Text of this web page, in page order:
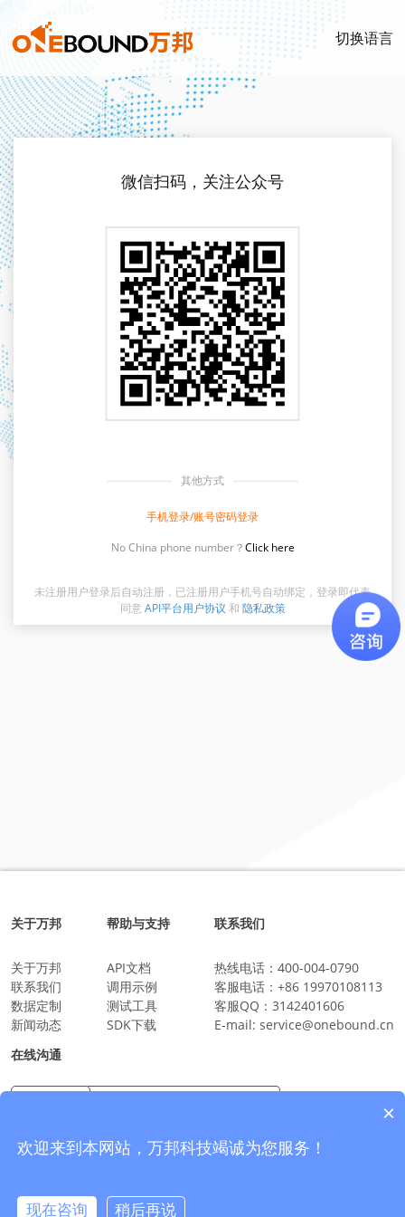
切换语言
微信扫码，关注公众号
其他方式
手机登录/账号密码登录
No China phone number？Click here
未注册用户登录后自动注册，已注册用户手机号自动绑定，登录即代表
同意 API平台用户协议 和 隐私政策
关于万邦
关于万邦
联系我们
数据定制
新闻动态
帮助与支持
API文档
调用示例
测试工具
SDK下载
联系我们
热线电话： 400-004-0790
客服电话： +86 19970108113
客服QQ： 3142401606
E-mail: service@onebound.cn
在线沟通
×
欢迎来到本网站，万邦科技竭诚为您服务！
现在咨询 稍后再说